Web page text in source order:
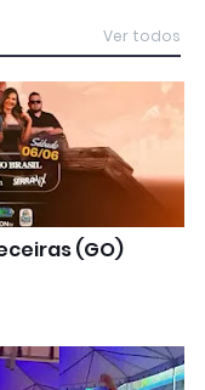
Ver todos
(GO)